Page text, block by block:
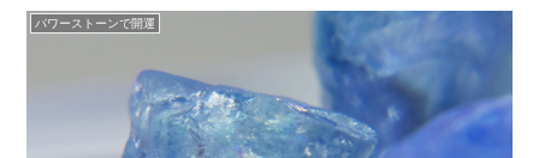
パワーストーンで開運